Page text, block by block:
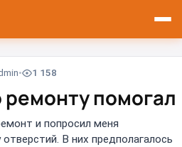
1 158
ремонту помогал
и попросил меня
В них предполагалось